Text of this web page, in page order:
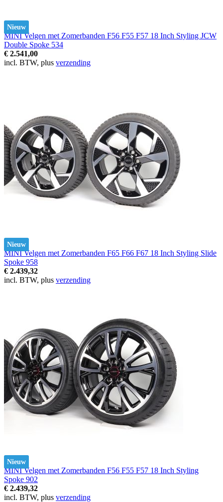
Nieuw
MINI Velgen met Zomerbanden F56 F55 F57 18 Inch Styling JCW
Double Spoke 534
€ 2.541,00
incl. BTW, plus verzending
Nieuw
MINI Velgen met Zomerbanden F65 F66 F67 18 Inch Styling Slide
Spoke 958
€ 2.439,32
incl. BTW, plus verzending
Nieuw
MINI Velgen met Zomerbanden F56 F55 F57 18 Inch Styling
Spoke 902
€ 2.439,32
incl. BTW, plus verzending